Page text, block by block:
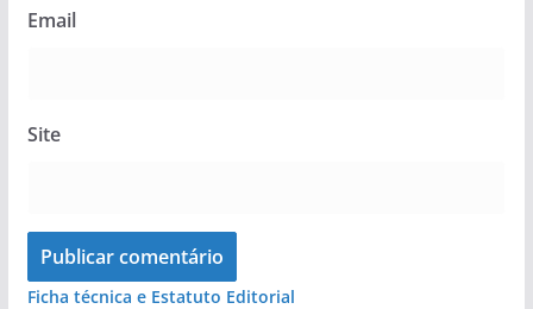
Email
Site
Ficha técnica e Estatuto Editorial